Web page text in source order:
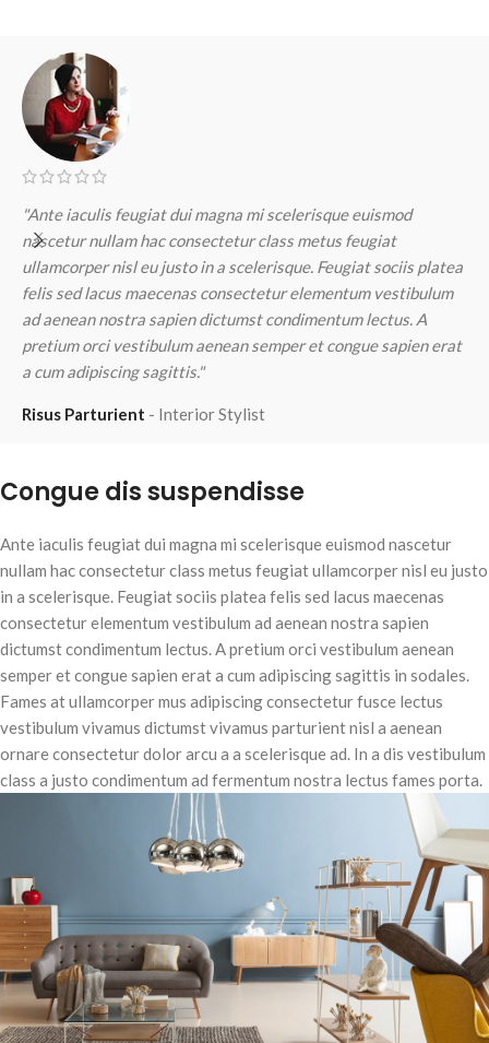
"Ante iaculis feugiat dui magna mi scelerisque euismod
nascetur nullam hac consectetur class metus feugiat
ullamcorper nisl eu justo in a scelerisque. Feugiat sociis platea
felis sed lacus maecenas consectetur elementum vestibulum
ad aenean nostra sapien dictumst condimentum lectus. A
pretium orci vestibulum aenean semper et congue sapien erat
a cum adipiscing sagittis."
Risus Parturient Interior Stylist
Congue dis suspendisse
Ante iaculis feugiat dui magna mi scelerisque euismod nascetur
nullam hac consectetur class metus feugiat ullamcorper nisl eu justo
in a scelerisque. Feugiat sociis platea felis sed lacus maecenas
consectetur elementum vestibulum ad aenean nostra sapien
dictumst condimentum lectus. A pretium orci vestibulum aenean
semper et congue sapien erat a cum adipiscing sagittis in sodales.
Fames at ullamcorper mus adipiscing consectetur fusce lectus
vestibulum vivamus dictumst vivamus parturient nisl a aenean
ornare consectetur dolor arcu a a scelerisque ad. In a dis vestibulum
class a justo condimentum ad fermentum nostra lectus fames porta.